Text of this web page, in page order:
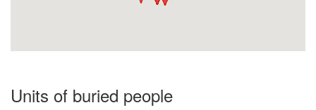
Units of buried people